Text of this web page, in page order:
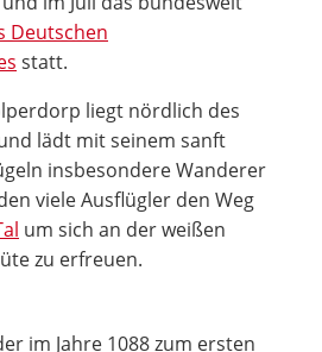
Deutschen
statt.
liegt nördlich des
lädt mit seinem sanft
insbesondere Wanderer
viele Ausflügler den Weg
um sich an der weißen
zu erfreuen.
im Jahre 1088 zum ersten